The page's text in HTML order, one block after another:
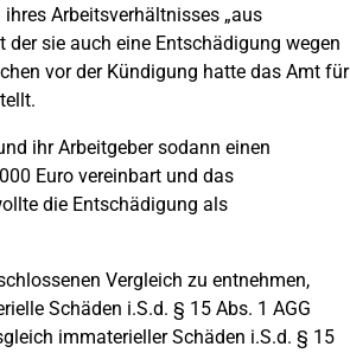
Arbeitsverhältnisses „aus
der sie auch eine Entschädigung wegen
vor der Kündigung hatte das Amt für
ihr Arbeitgeber sodann einen
Euro vereinbart und das
die Entschädigung als
Vergleich zu entnehmen,
Schäden i.S.d. § 15 Abs. 1 AGG
immaterieller Schäden i.S.d. § 15